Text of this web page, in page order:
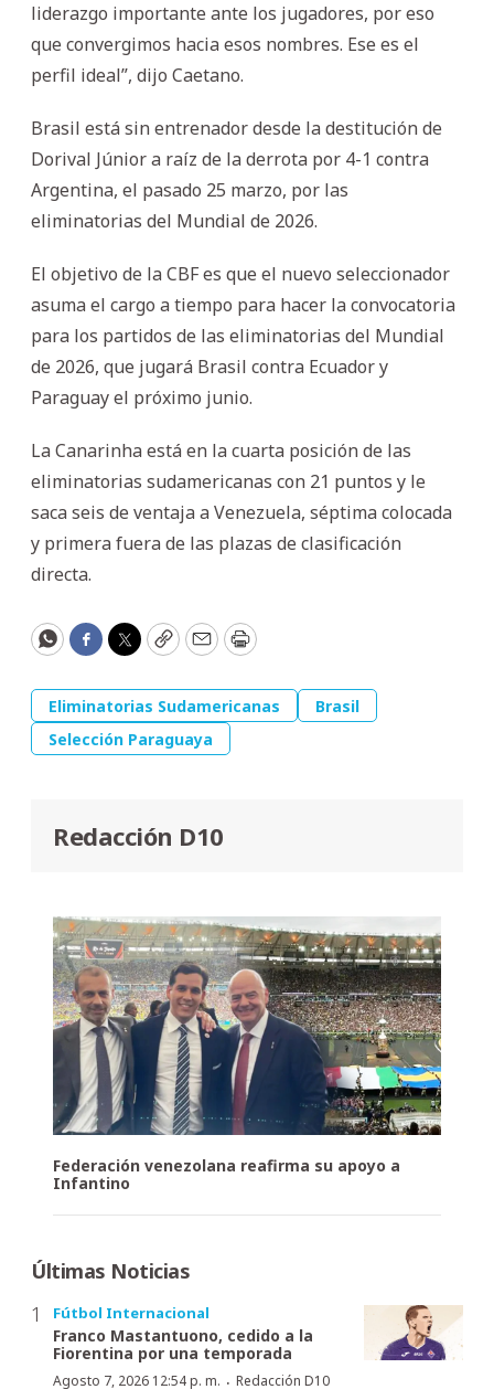
liderazgo importante ante los jugadores, por eso
que convergimos hacia esos nombres. Ese es el
perfil ideal”, dijo Caetano.
Brasil está sin entrenador desde la destitución de
Dorival Júnior a raíz de la derrota por 4-1 contra
Argentina, el pasado 25 marzo, por las
eliminatorias del Mundial de 2026.
El objetivo de la CBF es que el nuevo seleccionador
asuma el cargo a tiempo para hacer la convocatoria
para los partidos de las eliminatorias del Mundial
de 2026, que jugará Brasil contra Ecuador y
Paraguay el próximo junio.
La Canarinha está en la cuarta posición de las
eliminatorias sudamericanas con 21 puntos y le
saca seis de ventaja a Venezuela, séptima colocada
y primera fuera de las plazas de clasificación
directa.
WhatsApp
Facebook
Twitter
CopyEmailPrint
Eliminatorias Sudamericanas
Brasil
Selección Paraguaya
Redacción D10
Federación venezolana reafirma su apoyo a
Infantino
Últimas Noticias
Fútbol Internacional
Franco Mastantuono, cedido a la
Fiorentina por una temporada
Agosto 7, 2026 12:54 p. m. · Redacción D10